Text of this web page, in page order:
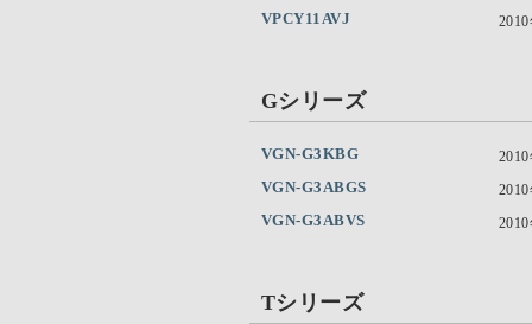
VPCY11AVJ
Gシリーズ
VGN-G3KBG
VGN-G3ABGS
VGN-G3ABVS
Tシリーズ